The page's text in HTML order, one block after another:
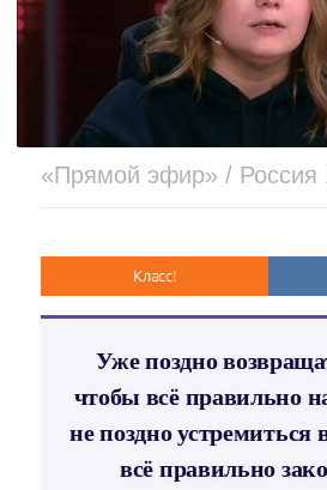
«Прямой эфир» / Россия
Класс!
Уже поздно
чтобы всё правильно
не поздно устремиться
всё правильно